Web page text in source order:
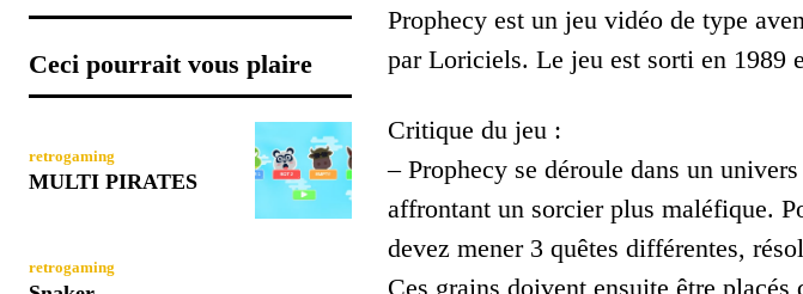
Ceci pourrait vous plaire
retrogaming
MULTI PIRATES
retrogaming
Prophecy est un jeu vidéo de type
par Loriciels. Le jeu est sorti en 1989
Critique du jeu :
– Prophecy se déroule dans un
affrontant un sorcier plus maléfique.
devez mener 3 quêtes différentes,
Ces grains doivent ensuite être